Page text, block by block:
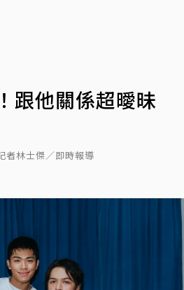
跟他關係超曖昧
者林士傑／即時報導